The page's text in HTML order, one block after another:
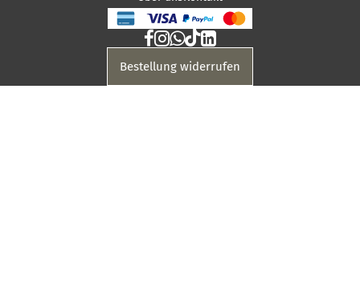
Bestellung widerrufen